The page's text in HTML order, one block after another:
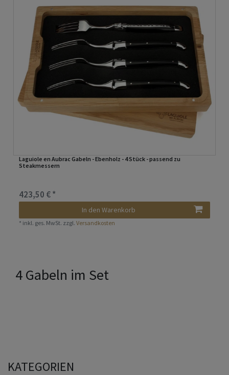
Laguiole en Aubrac Gabeln - Ebenholz - 4 Stück - passend zu
Steakmessern
423,50 € *
In den Warenkorb
* inkl. ges. MwSt. zzgl.Versandkosten
4 Gabeln im Set
KATEGORIEN